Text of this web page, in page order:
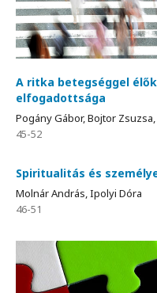
A ritka betegséggel
elfogadottsága
Pogány Gábor, Bojtor
45-52
Spiritualitás és
Molnár András, Ipolyi Dóra
46-51